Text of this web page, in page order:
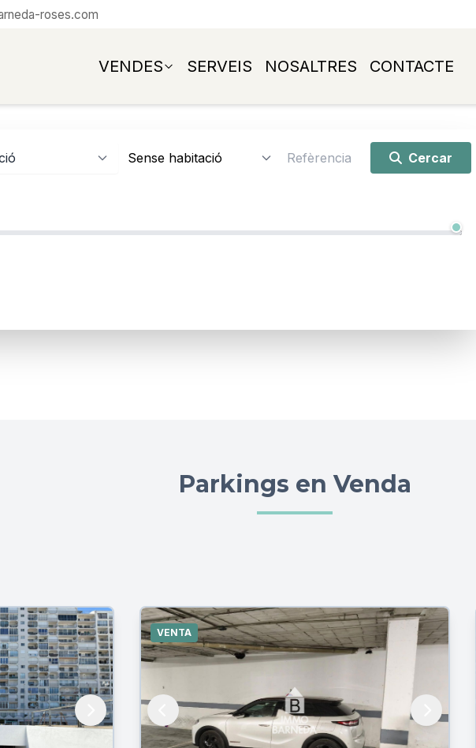
roses.com
VENDES SERVEIS NOSALTRES CONTACTE
Cercar
Parkings en Venda
VENTA